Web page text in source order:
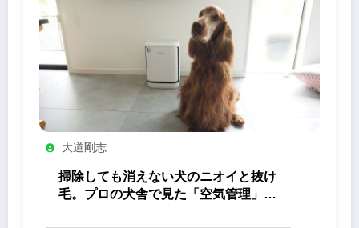
大道剛志
掃除しても消えない犬のニオイと抜け
毛。プロの犬舎で見た「空気管理」の